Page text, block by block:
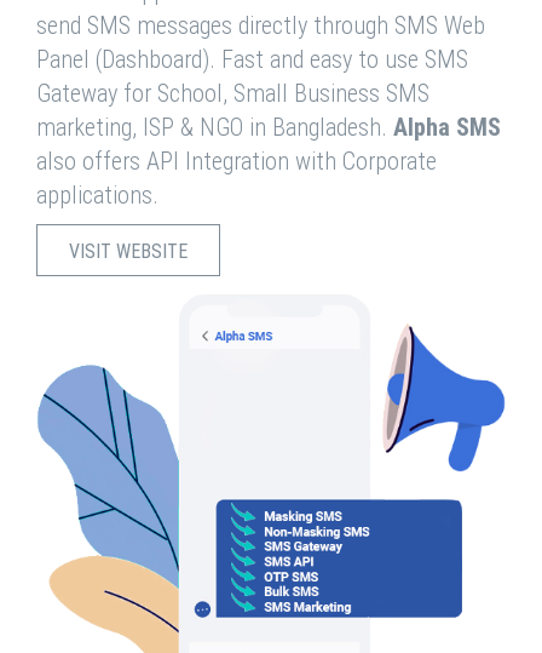
send SMS messages directly through SMS Web
Panel (Dashboard). Fast and easy to use SMS
Gateway for School, Small Business SMS
marketing, ISP & NGO in Bangladesh. Alpha SMS
also offers API Integration with Corporate
applications.
VISIT WEBSITE